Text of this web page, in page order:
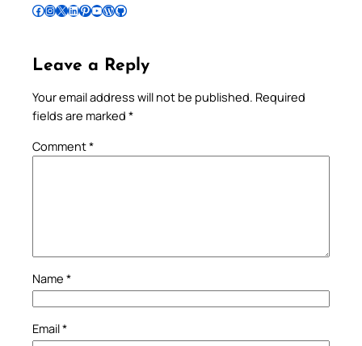
Follow Pradeep on Facebook Follow Pradeep on InstagramFollow Pradeep on X Follow Pradeep on LinkedIn Follow Pradeep on Pinterest Subscribe to Pradeep’s Youtube Channel Follow Pradeep on WordPress Follow Pradeep on GitHub
Leave a Reply
Your email address will not be published. Required
fields are marked *
Comment*
Name *
Email*